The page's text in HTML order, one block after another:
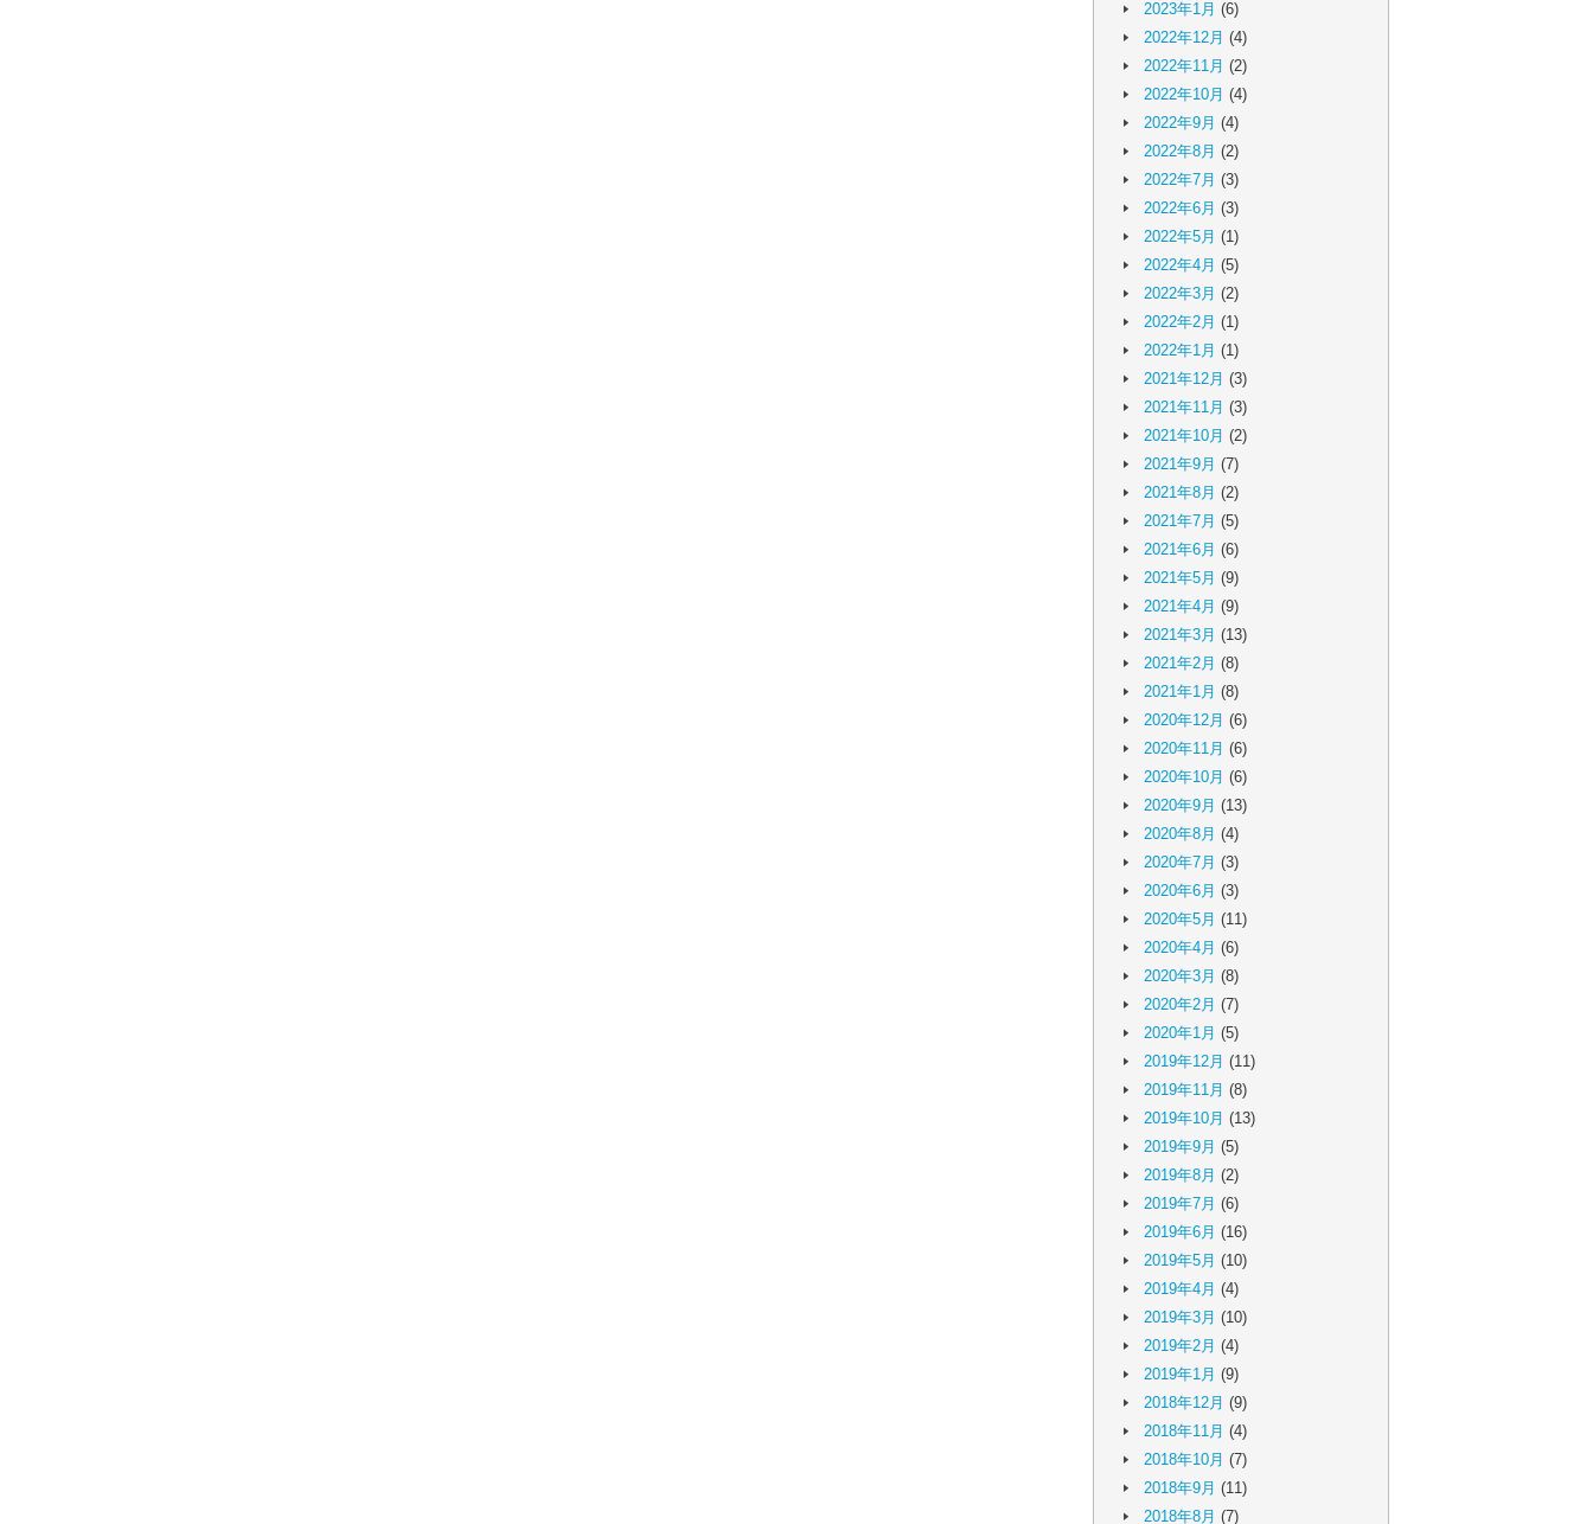
2023年1月 (6)
2022年12月 (4)
2022年11月 (2)
2022年10月 (4)
2022年9月 (4)
2022年8月 (2)
2022年7月 (3)
2022年6月 (3)
2022年5月 (1)
2022年4月 (5)
2022年3月 (2)
2022年2月 (1)
2022年1月 (1)
2021年12月 (3)
2021年11月 (3)
2021年10月 (2)
2021年9月 (7)
2021年8月 (2)
2021年7月 (5)
2021年6月 (6)
2021年5月 (9)
2021年4月 (9)
2021年3月 (13)
2021年2月 (8)
2021年1月 (8)
2020年12月 (6)
2020年11月 (6)
2020年10月 (6)
2020年9月 (13)
2020年8月 (4)
2020年7月 (3)
2020年6月 (3)
2020年5月 (11)
2020年4月 (6)
2020年3月 (8)
2020年2月 (7)
2020年1月 (5)
2019年12月 (11)
2019年11月 (8)
2019年10月 (13)
2019年9月 (5)
2019年8月 (2)
2019年7月 (6)
2019年6月 (16)
2019年5月 (10)
2019年4月 (4)
2019年3月 (10)
2019年2月 (4)
2019年1月 (9)
2018年12月 (9)
2018年11月 (4)
2018年10月 (7)
2018年9月 (11)
2018年8月 (7)